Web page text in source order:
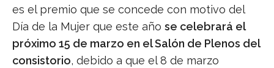
es el premio que se concede con motivo del
Día de la Mujer que este año se celebrará el
próximo 15 de marzo en el Salón de Plenos del
consistorio, debido a que el 8 de marzo